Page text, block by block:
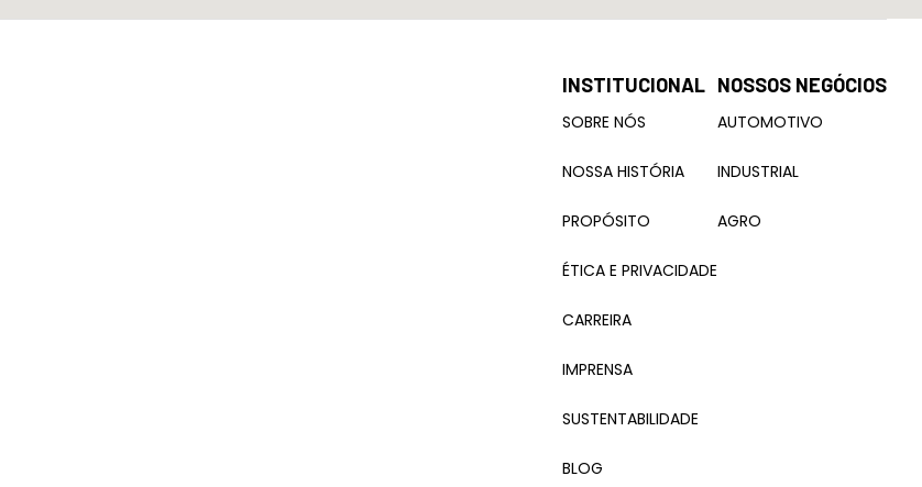
INSTITUCIONAL
SOBRE NÓS
NOSSA HISTÓRIA
PROPÓSITO
ÉTICA E PRIVACIDADE
CARREIRA
IMPRENSA
SUSTENTABILIDADE
BLOG
NOSSOS NEGÓCIOS
AUTOMOTIVO
INDUSTRIAL
AGRO